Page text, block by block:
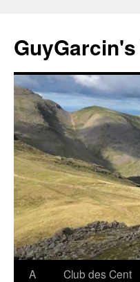
contenu
A
Club des Cent